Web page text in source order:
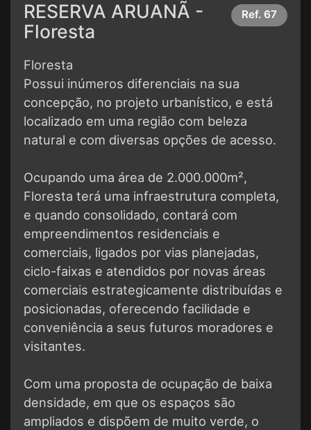
RESERVA ARUANÃ -
Floresta
Ref. 67
Floresta
Possui inúmeros diferenciais na sua
concepção, no projeto urbanístico, e está
localizado em uma região com beleza
natural e com diversas opções de acesso.
Ocupando uma área de 2.000.000m²,
Floresta terá uma infraestrutura completa,
e quando consolidado, contará com
empreendimentos residenciais e
comerciais, ligados por vias planejadas,
ciclo-faixas e atendidos por novas áreas
comerciais estrategicamente distribuídas e
posicionadas, oferecendo facilidade e
conveniência a seus futuros moradores e
visitantes.
Com uma proposta de ocupação de baixa
densidade, em que os espaços são
ampliados e dispõem de muito verde, o